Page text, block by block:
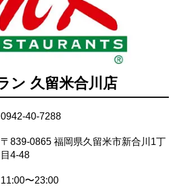
ン 久留米合川店
0942-40-7288
〒839-0865 福岡県久留米市新合川1丁
目4-48
11:00〜23:00